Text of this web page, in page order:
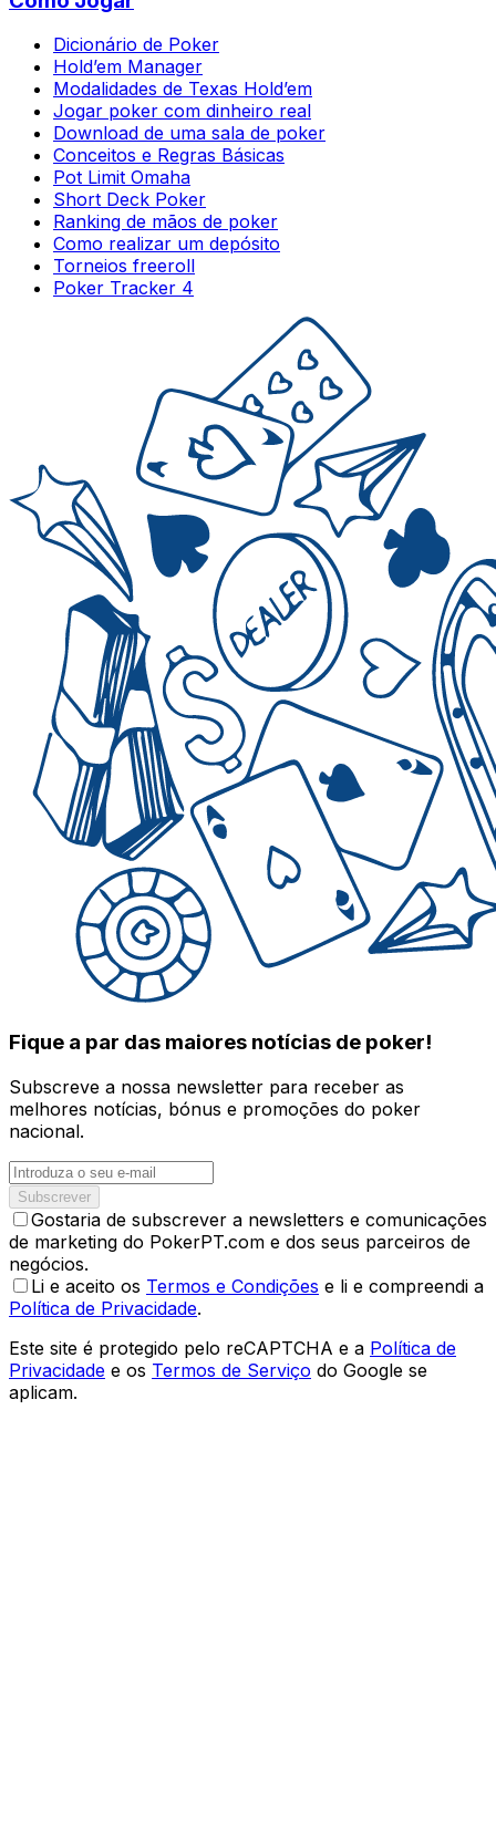
Dicionário de Poker
Hold’em Manager
Modalidades de Texas Hold’em
Jogar poker com dinheiro real
Download de uma sala de poker
Conceitos e Regras Básicas
Pot Limit Omaha
Short Deck Poker
Ranking de mãos de poker
Como realizar um depósito
Torneios freeroll
Poker Tracker 4
Fique a par das maiores notícias de poker!
Subscreve a nossa newsletter para receber as
melhores notícias, bónus e promoções do poker
nacional.
Subscrever
Gostaria de subscrever a newsletters e comunicações
de marketing do PokerPT.com e dos seus parceiros de
negócios.
Li e aceito os Termos e Condições e li e compreendi a
Política de Privacidade.
Este site é protegido pelo reCAPTCHA e a Política de
Privacidade e os Termos de Serviço do Google se
aplicam.